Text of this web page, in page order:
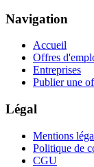
Navigation
Accueil
Offres
Entreprises
Publier une
Légal
Mentions
Politique de
CGU